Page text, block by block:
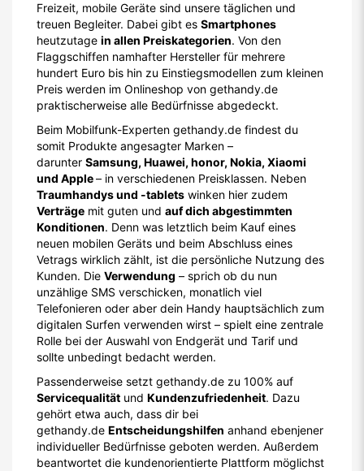
Freizeit, mobile Geräte sind unsere täglichen und
treuen Begleiter. Dabei gibt es Smartphones
heutzutage in allen Preiskategorien. Von den
Flaggschiffen namhafter Hersteller für mehrere
hundert Euro bis hin zu Einstiegsmodellen zum kleinen
Preis werden im Onlineshop von gethandy.de
praktischerweise alle Bedürfnisse abgedeckt.
Beim Mobilfunk-Experten gethandy.de findest du
somit Produkte angesagter Marken –
darunter Samsung, Huawei, honor, Nokia, Xiaomi
und Apple– in verschiedenen Preisklassen. Neben
Traumhandys und -tablets winken hier zudem
Verträge mit guten und auf dich abgestimmten
Konditionen. Denn was letztlich beim Kauf eines
neuen mobilen Geräts und beim Abschluss eines
Vetrags wirklich zählt, ist die persönliche Nutzung des
Kunden. Die Verwendung – sprich ob du nun
unzählige SMS verschicken, monatlich viel
Telefonieren oder aber dein Handy hauptsächlich zum
digitalen Surfen verwenden wirst – spielt eine zentrale
Rolle bei der Auswahl von Endgerät und Tarif und
sollte unbedingt bedacht werden.
Passenderweise setzt gethandy.de zu 100% auf
Servicequalität und Kundenzufriedenheit. Dazu
gehört etwa auch, dass dir bei
gethandy.de Entscheidungshilfen anhand ebenjener
individueller Bedürfnisse geboten werden. Außerdem
beantwortet die kundenorientierte Plattform möglichst